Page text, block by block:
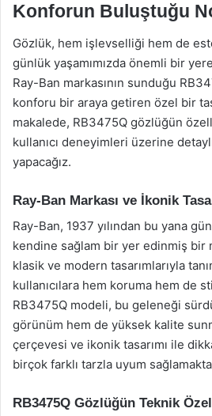
Konforun Buluştuğu
Gözlük, hem işlevselliği hem de
günlük yaşamımızda önemli bir
Ray-Ban markasının sunduğu
konforu bir araya getiren özel bir
makalede, RB3475Q gözlüğün
kullanıcı deneyimleri üzerine
yapacağız.
Ray-Ban Markası ve İkonik
Ray-Ban, 1937 yılından bu yana
kendine sağlam bir yer edinmiş bir
klasik ve modern tasarımlarıyla
kullanıcılara hem koruma hem de
RB3475Q modeli, bu geleneği
görünüm hem de yüksek kalite
çerçevesi ve ikonik tasarımı ile
birçok farklı tarzla uyum
RB3475Q Gözlüğün Teknik